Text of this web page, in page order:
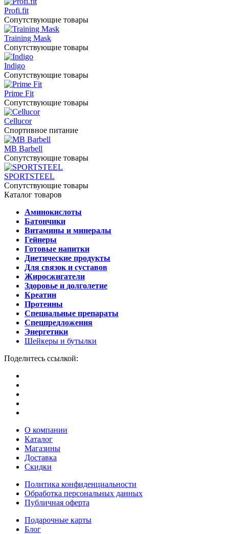
Profi.fit
Сопутствующие товары
Training Mask
Сопутствующие товары
Indigo
Сопутствующие товары
Prime Fit
Сопутствующие товары
Cellucor
Спортивное питание
MB Barbell
Сопутствующие товары
SPORTSTEEL
Сопутствующие товары
Каталог товаров
Аминокислоты
Батончики
Витамины и минералы
Гейнеры
Готовые напитки
Диетические продукты
Для связок и суставов
Жиросжигатели
Здоровье и долголетие
Креатин
Протеины
Специальные препараты
Спецпредложения
Энергетики
Шейкеры и бутылки
Поделитесь ссылкой:
О компании
Каталог
Магазины
Доставка
Скидки
Политика конфиденциальности
Обработка персональных данных
Публичная оферта
Подарочные карты
Блог